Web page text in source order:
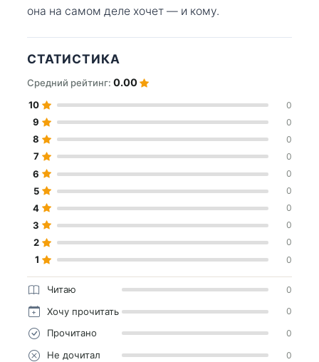
она на самом деле хочет — и кому.
СТАТИСТИКА
Средний рейтинг: 0.00
10 0
9 0
8 0
7 0
6 0
5 0
4 0
3 0
2 0
1 0
Читаю 0
Хочу прочитать 0
Прочитано 0
Не дочитал 0